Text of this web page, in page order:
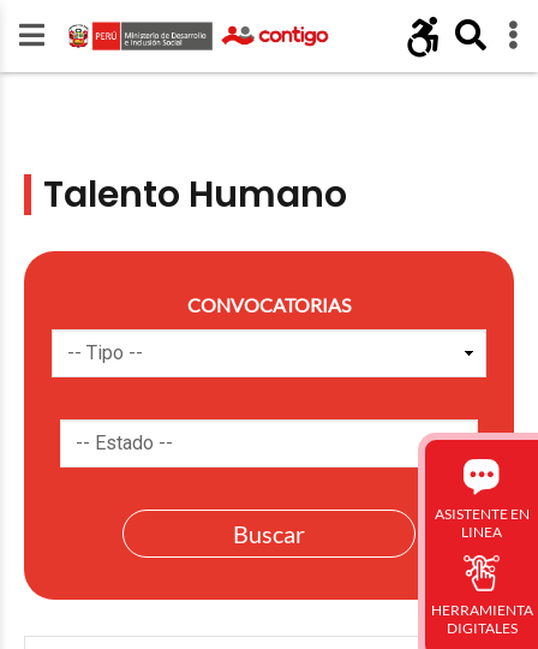
Talento Humano
CONVOCATORIAS
ASISTENTE EN
LINEA
HERRAMIENTA
DIGITALES